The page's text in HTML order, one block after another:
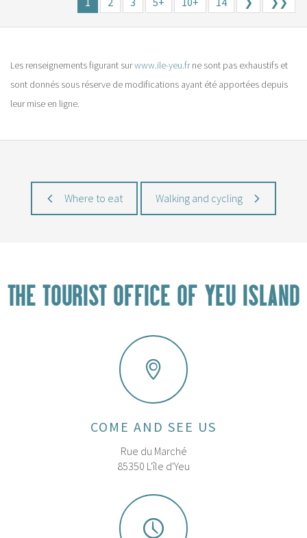
Les renseignements figurant surwww.ile-yeu.frne sont pas exhaustifs et
sont donnés sous réserve de modifications ayant été apportées depuis
leur mise en ligne.
Where to eat Walking and cycling
THE TOURIST OFFICE OF YEU ISLAND
COME AND SEE US
Rue du Marché
85350 L'île d'Yeu